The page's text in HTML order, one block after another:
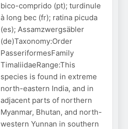
bico-comprido (pt); turdinule
à long bec (fr); ratina picuda
(es); Assamzwergsäbler
(de)Taxonomy:Order
PasseriformesFamily
TimaliidaeRange:This
species is found in extreme
north-eastern India, and in
adjacent parts of northern
Myanmar, Bhutan, and north-
western Yunnan in southern